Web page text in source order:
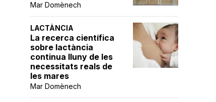
Mar Domènech
LACTÀNCIA
La recerca científica
sobre lactància
continua lluny de les
necessitats reals de
les mares
Mar Domènech